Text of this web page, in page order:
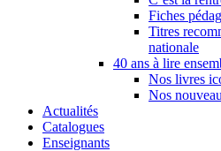
Fiches
Titres
nationale
40 ans à lire
Nos livres
Nos
Actualités
Catalogues
Enseignants